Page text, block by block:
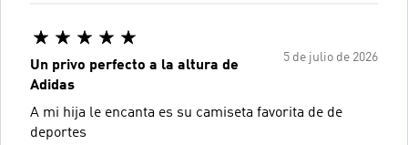
5 de julio de 2026
Un privo perfecto a la altura de
Adidas
A mi hija le encanta es su camiseta favorita de de
deportes